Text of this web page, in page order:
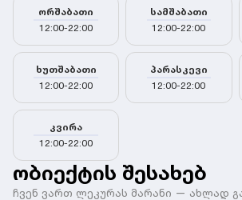
ორშაბათი
12:00-22:00
სამშაბათი
12:00-22:00
ხუთშაბათი
12:00-22:00
პარასკევი
12:00-22:00
კვირა
12:00-22:00
ობიექტის შესახებ
ჩვენ ვართ ლეკურას მარანი — ახლად